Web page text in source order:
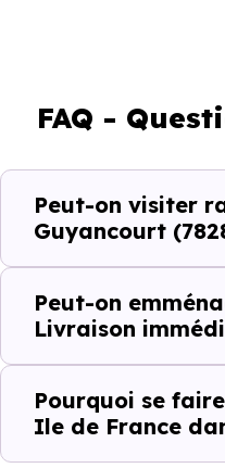
FAQ -
Peut-on visiter
Guyancourt
Peut-on
Livraison
Pourquoi se
Ile de France